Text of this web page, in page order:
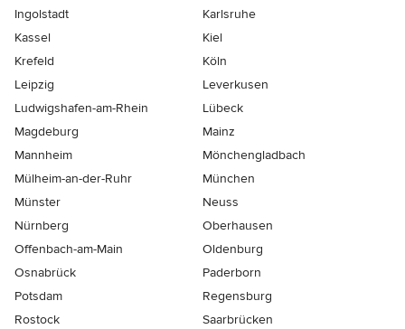
Ingolstadt
Karlsruhe
Kassel
Kiel
Krefeld
Köln
Leipzig
Leverkusen
Ludwigshafen-am-Rhein
Lübeck
Magdeburg
Mainz
Mannheim
Mönchen­gladbach
Mülheim-an-der-Ruhr
München
Münster
Neuss
Nürnberg
Oberhausen
Offenbach-am-Main
Oldenburg
Osnabrück
Paderborn
Potsdam
Regensburg
Rostock
Saarbrücken